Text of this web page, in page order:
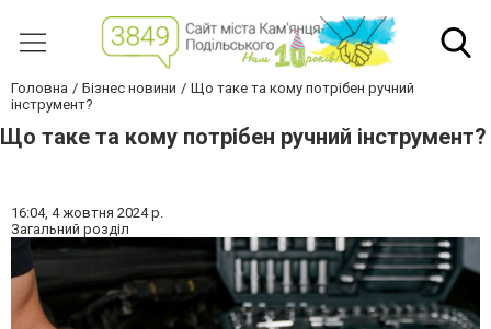
Головна Бізнес новини
Що таке та кому потрібен ручний
інструмент?
Що таке та кому потрібен ручний інструмент?
16:04, 4 жовтня 2024 р.
Загальний розділ